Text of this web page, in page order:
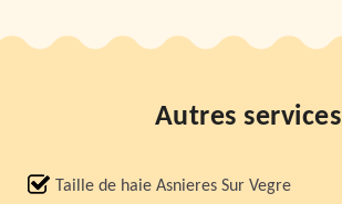
Autres services
Taille de haie Asnieres Sur Vegre